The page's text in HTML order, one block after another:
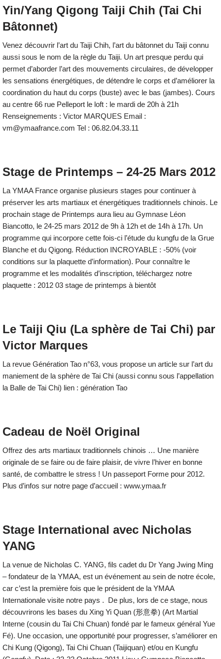
Yin/Yang Qigong Taiji Chih (Tai Chi
Bâtonnet)
Venez découvrir l’art du Taiji Chih, l’art du bâtonnet du Taiji connu
aussi sous le nom de la règle du Taiji. Un art presque perdu qui
permet d’aborder l’art des mouvements circulaires, de développer
les sensations énergétiques, de détendre le corps et d’améliorer la
coordination du haut du corps (buste) avec le bas (jambes). Cours
au centre 66 rue Pelleport le loft : le mardi de 20h à 21h
Renseignements : Victor MARQUES Email :
vm@ymaafrance.com Tel : 06.82.04.33.11
Stage de Printemps – 24-25 Mars 2012
La YMAA France organise plusieurs stages pour continuer à
préserver les arts martiaux et énergétiques traditionnels chinois. Le
prochain stage de Printemps aura lieu au Gymnase Léon
Biancotto, le 24-25 mars 2012 de 9h à 12h et de 14h à 17h. Un
programme qui incorpore cette fois-ci l’étude du kungfu de la Grue
Blanche et du Qigong. Réduction INCROYABLE : -50% (voir
conditions sur la plaquette d’information). Pour connaître le
programme et les modalités d’inscription, téléchargez notre
plaquette : 2012 03 stage de printemps à bientôt
Le Taiji Qiu (La sphère de Tai Chi) par
Victor Marques
La revue Génération Tao n°63, vous propose un article sur l’art du
maniement de la sphère de Tai Chi (aussi connu sous l’appellation
la Balle de Tai Chi) lien : génération Tao
Cadeau de Noël Original
Offrez des arts martiaux traditionnels chinois … Une manière
originale de se faire ou de faire plaisir, de vivre l’hiver en bonne
santé, de combattre le stress ! Un passeport Forme pour 2012.
Plus d’infos sur notre page d’accueil : www.ymaa.fr
Stage International avec Nicholas
YANG
La venue de Nicholas C. YANG, fils cadet du Dr Yang Jwing Ming
– fondateur de la YMAA, est un événement au sein de notre école,
car c’est la première fois que le président de la YMAA
Internationale visite notre pays . De plus, lors de ce stage, nous
découvrirons les bases du Xing Yi Quan (形意拳) (Art Martial
Interne (cousin du Tai Chi Chuan) fondé par le fameux général Yue
Fé). Une occasion, une opportunité pour progresser, s’améliorer en
Chi Kung (Qigong), Tai Chi Chuan (Taijiquan) et/ou en Kungfu